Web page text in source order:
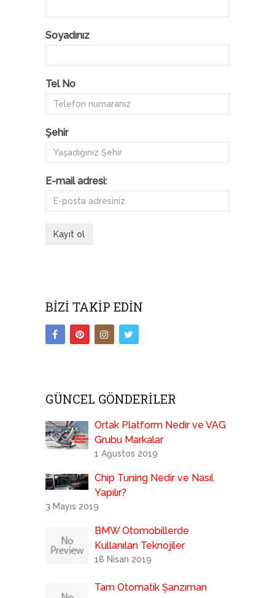
Soyadınız
Tel No
Şehir
E-mail adresi:
BIZI TAKIP EDIN
GÜNCEL GÖNDERILER
Ortak Platform Nedir ve VAG
Grubu Markalar
1 Ağustos 2019
Chip Tuning Nedir ve Nasıl
Yapılır?
3 Mayıs 2019
BMW Otomobillerde
Kullanılan Teknojiler
18 Nisan 2019
Tam Otomatik Şanzıman